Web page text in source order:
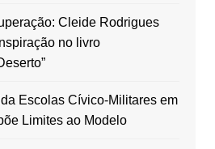
Cleide Rodrigues
no livro
Escolas Cívico-Militares em
Limites ao Modelo